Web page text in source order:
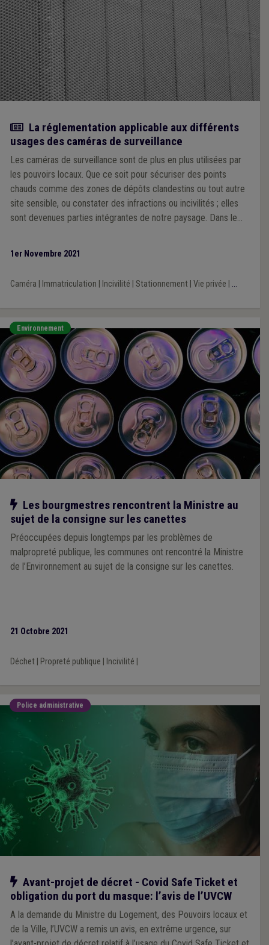
Article
La réglementation applicable aux différents
usages des caméras de surveillance
Les caméras de surveillance sont de plus en plus utilisées par
les pouvoirs locaux. Que ce soit pour sécuriser des points
chauds comme des zones de dépôts clandestins ou tout autre
site sensible, ou constater des infractions ou incivilités ; elles
sont devenues parties intégrantes de notre paysage. Dans le
mobiles.
1er Novembre 2021
Caméra Immatriculation Incivilité Stationnement| Vie privée ...
Environnement
Notre action
Les bourgmestres rencontrent la Ministre au
sujet de la consigne sur les canettes
Préoccupées depuis longtemps par les problèmes de
malpropreté publique, les communes ont rencontré la Ministre
de l’Environnement au sujet de la consigne sur les canettes.
21 Octobre 2021
Déchet| Propreté publique Incivilité
Police administrative
Notre action
Avant-projet de décret - Covid Safe Ticket et
obligation du port du masque: l’avis de l’UVCW
A la demande du Ministre du Logement, des Pouvoirs locaux et
de la Ville, l’UVCW a remis un avis, en extrême urgence, sur